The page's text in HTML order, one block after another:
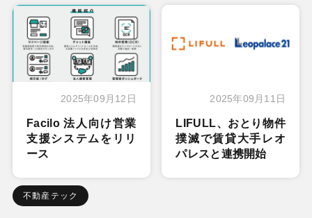
2025年09月12日
Facilo 法人向け営業
支援システムをリリ
ース
不動産テック
2025年09月11日
LIFULL、おとり物件
撲滅で賃貸大手レオ
パレスと連携開始